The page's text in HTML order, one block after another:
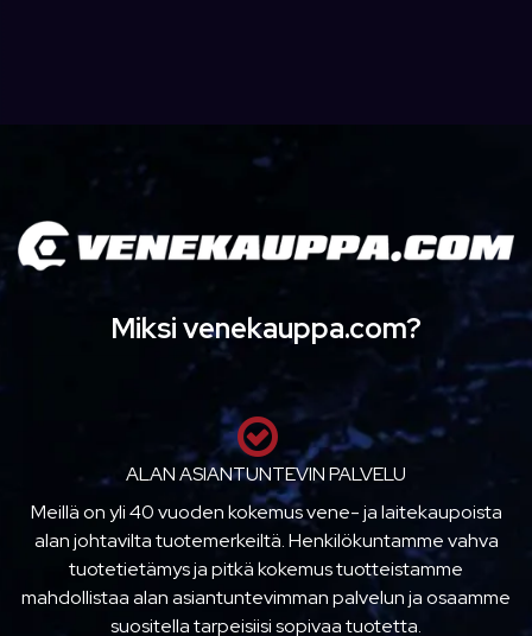
Miksi venekauppa.com?
ALAN ASIANTUNTEVIN PALVELU
Meillä on yli 40 vuoden kokemus vene- ja laitekaupoista
alan johtavilta tuotemerkeiltä. Henkilökuntamme vahva
tuotetietämys ja pitkä kokemus tuotteistamme
mahdollistaa alan asiantuntevimman palvelun ja osaamme
suositella tarpeisiisi sopivaa tuotetta.